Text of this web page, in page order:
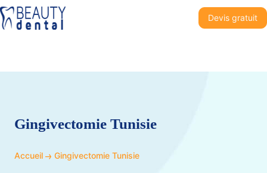
Devis gratuit
Gingivectomie Tunisie
Accueil Gingivectomie Tunisie